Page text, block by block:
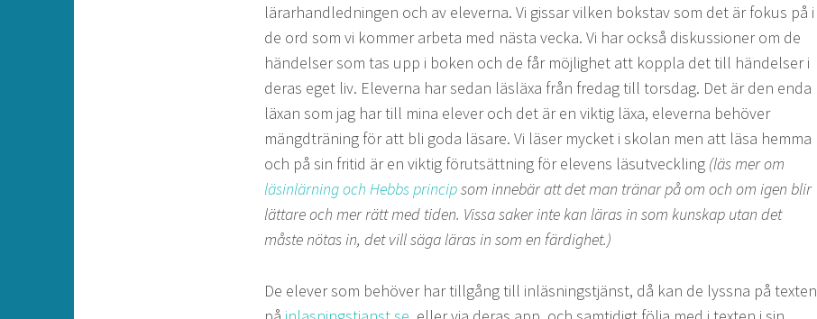
lärarhandledningen och av eleverna. Vi gissar vilken bokstav som det är fokus på i
de ord som vi kommer arbeta med nästa vecka. Vi har också diskussioner om de
händelser som tas upp i boken och de får möjlighet att koppla det till händelser i
deras eget liv. Eleverna har sedan läsläxa från fredag till torsdag. Det är den enda
läxan som jag har till mina elever och det är en viktig läxa, eleverna behöver
mängdträning för att bli goda läsare. Vi läser mycket i skolan men att läsa hemma
och på sin fritid är en viktig förutsättning för elevens läsutveckling (läs mer om
läsinlärning och Hebbs principsom innebär att det man tränar på om och om igen blir
lättare och mer rätt med tiden. Vissa saker inte kan läras in som kunskap utan det
måste nötas in, det vill säga läras in som en färdighet.)
De elever som behöver har tillgång till inläsningstjänst, då kan de lyssna på texten